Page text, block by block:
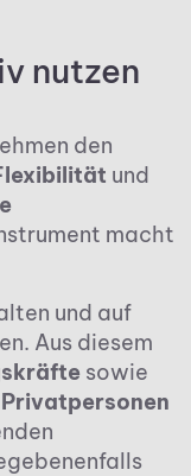
nutzen
den
und
macht
und auf
Aus diesem
sowie
Privatpersonen